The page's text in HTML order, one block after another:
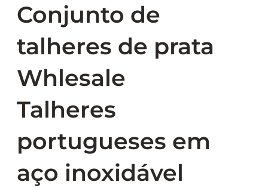
Conjunto de
talheres de prata
Whlesale
Talheres
portugueses em
aço inoxidável